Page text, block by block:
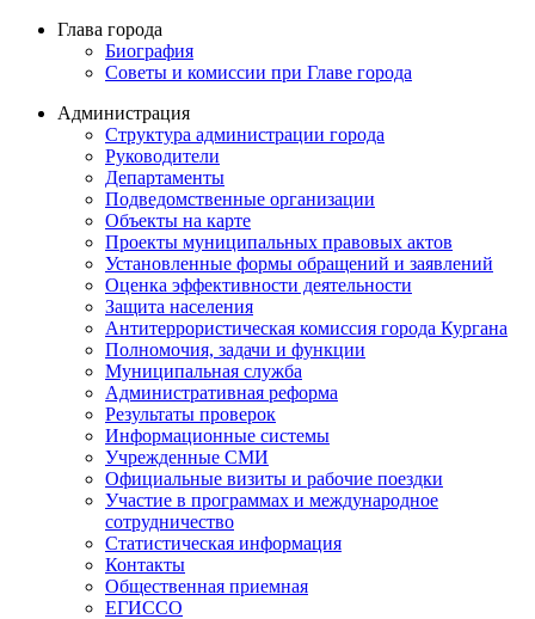
Глава города
Биография
Советы и комиссии при Главе города
Администрация
Структура администрации города
Руководители
Департаменты
Подведомственные организации
Объекты на карте
Проекты муниципальных правовых актов
Установленные формы обращений и заявлений
Оценка эффективности деятельности
Защита населения
Антитеррористическая комиссия города Кургана
Полномочия, задачи и функции
Муниципальная служба
Административная реформа
Результаты проверок
Информационные системы
Учрежденные СМИ
Официальные визиты и рабочие поездки
Участие в программах и международное
сотрудничество
Статистическая информация
Контакты
Общественная приемная
ЕГИССО